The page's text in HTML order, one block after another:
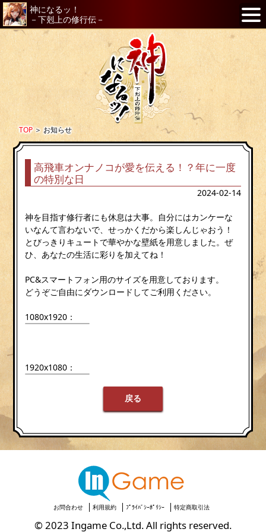
神になるッ！
－下剋上の修行伝－
TOP＞お知らせ
高飛車オンナノコが愛を伝える！？年に一度
の特別な日
2024-02-14
神を目指す修行者にも休息は大事。自分にはカンケーな
いなんて言わないで、せっかくだから楽しんじゃおう！
とびっきりキュートで華やかな壁紙を用意しました。ぜ
ひ、あなたの生活に彩りを加えてね！
PC&スマートフォン用のサイズを用意しております。
どうぞご自由にダウンロードしてご利用ください。
1080x1920：
1920x1080：
戻る
お問合わせ 利用規約 ﾌﾟﾗｲﾊﾞｼｰﾎﾟﾘｼｰ 特定商取引法
© 2023 Ingame Co.,Ltd. All rights reserved.